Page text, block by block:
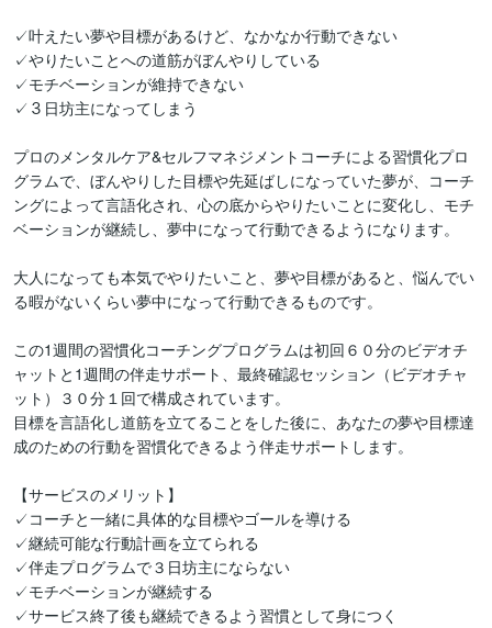
✓叶えたい夢や目標があるけど、なかなか行動できない
✓やりたいことへの道筋がぼんやりしている
✓モチベーションが維持できない
✓３日坊主になってしまう
プロのメンタルケア&セルフマネジメントコーチによる習慣化プロ
グラムで、ぼんやりした目標や先延ばしになっていた夢が、コーチ
ングによって言語化され、心の底からやりたいことに変化し、モチ
ベーションが継続し、夢中になって行動できるようになります。
大人になっても本気でやりたいこと、夢や目標があると、悩んでい
る暇がないくらい夢中になって行動できるものです。
この1週間の習慣化コーチングプログラムは初回６０分のビデオチ
ャットと1週間の伴走サポート、最終確認セッション（ビデオチャ
ット）３０分１回で構成されています。
目標を言語化し道筋を立てることをした後に、あなたの夢や目標達
成のための行動を習慣化できるよう伴走サポートします。
【サービスのメリット】
✓コーチと一緒に具体的な目標やゴールを導ける
✓継続可能な行動計画を立てられる
✓伴走プログラムで３日坊主にならない
✓モチベーションが継続する
✓サービス終了後も継続できるよう習慣として身につく